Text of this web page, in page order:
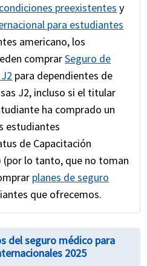
preexistentes y
para estudiantes
americano, los
comprarSeguro de
para dependientes de
J2, incluso si el titular
ha comprado un
estudiantes
de Capacitación
(por lo tanto, que no toman
planes de seguro
que ofrecemos.
del seguro médico para
2025